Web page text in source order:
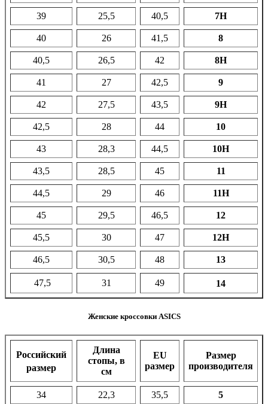
39 25,5 40,5 7H
40 26 41,5 8
40,5 26,5 42 8H
41 27 42,5 9
42 27,5 43,5 9H
42,5 28 44 10
43 28,3 44,5 10H
43,5 28,5 45 11
44,5 29 46 11H
45 29,5 46,5 12
45,5 30 47 12H
46,5 30,5 48 13
47,5 31 49 14
Женcкие кроссовки ASICS
Российский
размер
Длина
стопы, в
см
EU
размер
Размер
производителя
34 22,3 35,5 5